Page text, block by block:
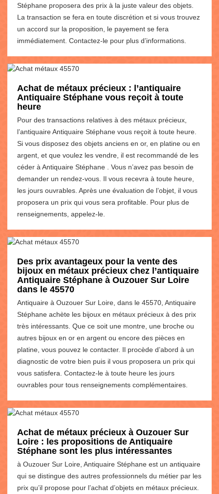
Stéphane proposera des prix à la juste valeur des objets.
La transaction se fera en toute discrétion et si vous trouvez
un accord sur la proposition, le payement se fera
immédiatement. Contactez-le pour plus d’informations.
Achat de métaux précieux : l’antiquaire
Antiquaire Stéphane vous reçoit à toute
heure
Pour des transactions relatives à des métaux précieux,
l’antiquaire Antiquaire Stéphane vous reçoit à toute heure.
Si vous disposez des objets anciens en or, en platine ou en
argent, et que voulez les vendre, il est recommandé de les
céder à Antiquaire Stéphane . Vous n’avez pas besoin de
demander un rendez-vous. Il vous recevra à toute heure,
les jours ouvrables. Après une évaluation de l’objet, il vous
proposera un prix qui vous sera profitable. Pour plus de
renseignements, appelez-le.
Des prix avantageux pour la vente des
bijoux en métaux précieux chez l’antiquaire
Antiquaire Stéphane à Ouzouer Sur Loire
dans le 45570
Antiquaire à Ouzouer Sur Loire, dans le 45570, Antiquaire
Stéphane achète les bijoux en métaux précieux à des prix
très intéressants. Que ce soit une montre, une broche ou
autres bijoux en or en argent ou encore des pièces en
platine, vous pouvez le contacter. Il procède d’abord à un
diagnostic de votre bien puis il vous proposera un prix qui
vous satisfera. Contactez-le à toute heure les jours
ouvrables pour tous renseignements complémentaires.
Achat de métaux précieux à Ouzouer Sur
Loire : les propositions de Antiquaire
Stéphane sont les plus intéressantes
à Ouzouer Sur Loire, Antiquaire Stéphane est un antiquaire
qui se distingue des autres professionnels du métier par les
prix qu’il propose pour l’achat d’objets en métaux précieux.